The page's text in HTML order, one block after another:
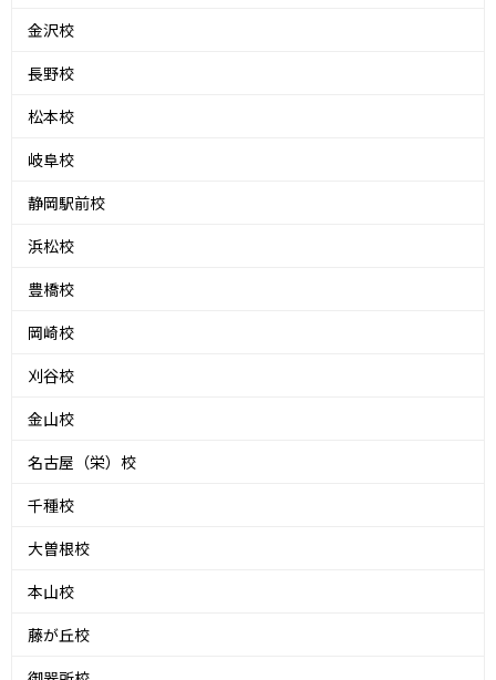
金沢校
長野校
松本校
岐阜校
静岡駅前校
浜松校
豊橋校
岡崎校
刈谷校
金山校
名古屋（栄）校
千種校
大曽根校
本山校
藤が丘校